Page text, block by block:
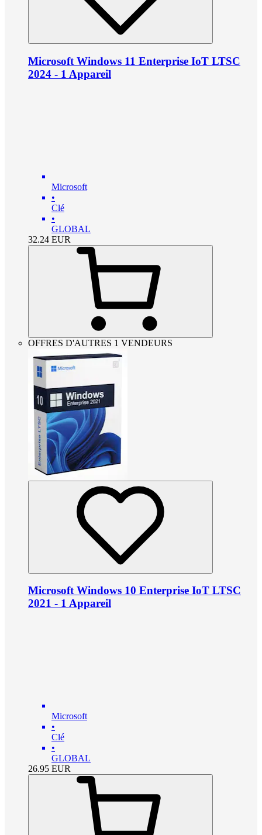
Microsoft Windows 11 Enterprise IoT LTSC
2024 - 1 Appareil
Microsoft
•
Clé
•
GLOBAL
32.24 EUR
OFFRES D'AUTRES 1 VENDEURS
Microsoft Windows 10 Enterprise IoT LTSC
2021 - 1 Appareil
Microsoft
•
Clé
•
GLOBAL
26.95 EUR